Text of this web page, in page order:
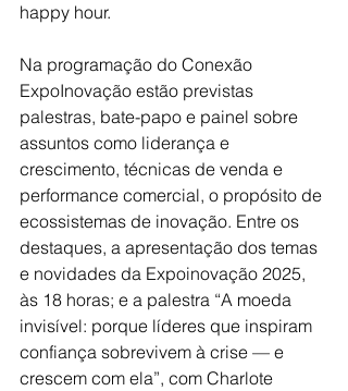
happy hour.
Na programação do Conexão
ExpoInovação estão previstas
palestras, bate-papo e painel sobre
assuntos como liderança e
crescimento, técnicas de venda e
performance comercial, o propósito de
ecossistemas de inovação. Entre os
destaques, a apresentação dos temas
e novidades da Expoinovação 2025,
às 18 horas; e a palestra “A moeda
invisível: porque líderes que inspiram
confiança sobrevivem à crise — e
crescem com ela”, com Charlote